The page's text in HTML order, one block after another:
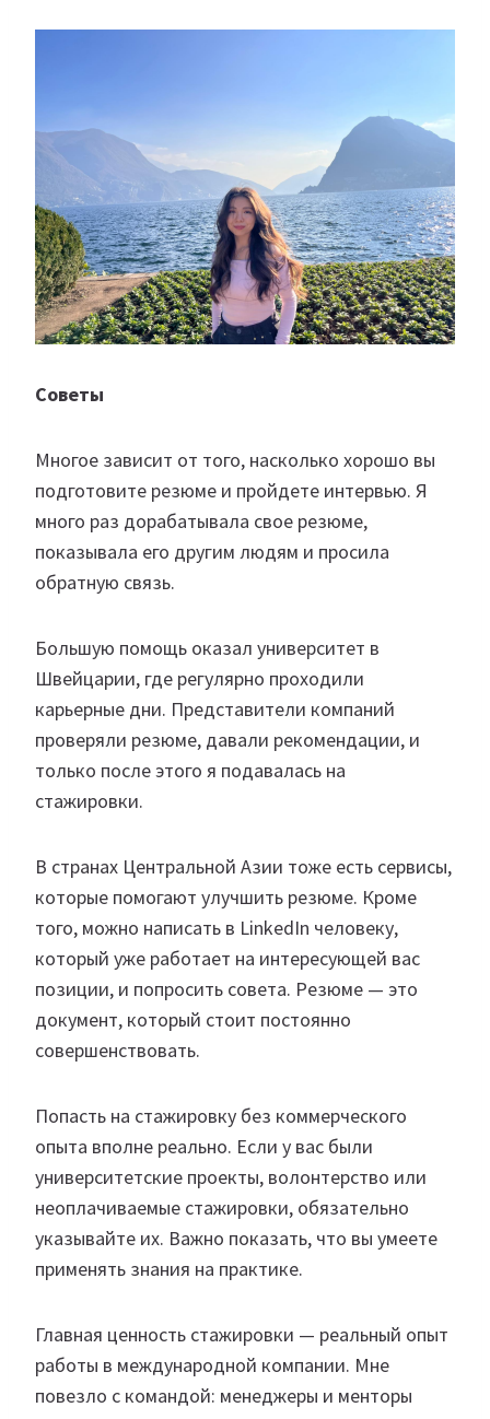
Советы
Многое зависит от того, насколько хорошо вы
подготовите резюме и пройдете интервью. Я
много раз дорабатывала свое резюме,
показывала его другим людям и просила
обратную связь.
Большую помощь оказал университет в
Швейцарии, где регулярно проходили
карьерные дни. Представители компаний
проверяли резюме, давали рекомендации, и
только после этого я подавалась на
стажировки.
В странах Центральной Азии тоже есть сервисы,
которые помогают улучшить резюме. Кроме
того, можно написать в LinkedIn человеку,
который уже работает на интересующей вас
позиции, и попросить совета. Резюме — это
документ, который стоит постоянно
совершенствовать.
Попасть на стажировку без коммерческого
опыта вполне реально. Если у вас были
университетские проекты, волонтерство или
неоплачиваемые стажировки, обязательно
указывайте их. Важно показать, что вы умеете
применять знания на практике.
Главная ценность стажировки — реальный опыт
работы в международной компании. Мне
повезло с командой: менеджеры и менторы